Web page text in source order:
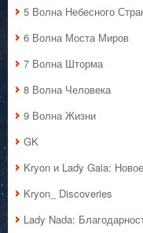
5 Волна Небесного
6 Волна Моста Миров
7 Волна Шторма
8 Волна Человека
9 Волна Жизни
GK
Kryon и Lady Gaia:
Kryon_ Discoveries
Lady Nada: